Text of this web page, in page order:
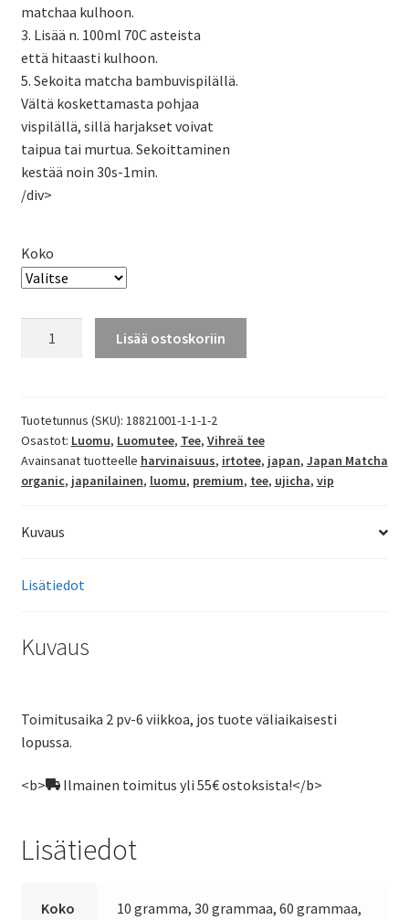
matchaa kulhoon.
3. Lisää n. 100ml 70C asteista
että hitaasti kulhoon.
5. Sekoita matcha bambuvispilällä.
Vältä koskettamasta pohjaa
vispilällä, sillä harjakset voivat
taipua tai murtua. Sekoittaminen
kestää noin 30s-1min.
/div>
Koko
määrä
Lisää ostoskoriin
Tuotetunnus (SKU): 18821001-1-1-1-2
Osastot: Luomu, Luomutee, Tee, Vihreä tee
Avainsanat tuotteelle harvinaisuus, irtotee, japan, Japan Matcha
organic, japanilainen, luomu, premium, tee, ujicha, vip
Kuvaus
Lisätiedot
Kuvaus
Toimitusaika 2 pv-6 viikkoa, jos tuote väliaikaisesti
lopussa.
<b> Ilmainen toimitus yli 55€ ostoksista!</b>
Lisätiedot
Koko
10 gramma, 30 grammaa, 60 grammaa,